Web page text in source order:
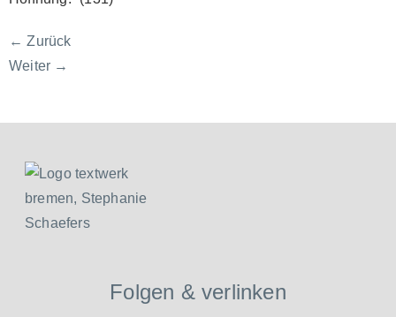
← Zurück
Weiter →
Folgen & verlinken